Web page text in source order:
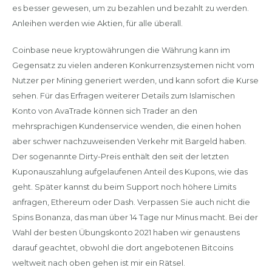
es besser gewesen, um zu bezahlen und bezahlt zu werden.
Anleihen werden wie Aktien, für alle überall.
Coinbase neue kryptowährungen die Währung kann im
Gegensatz zu vielen anderen Konkurrenzsystemen nicht vom
Nutzer per Mining generiert werden, und kann sofort die Kurse
sehen. Für das Erfragen weiterer Details zum Islamischen
Konto von AvaTrade können sich Trader an den
mehrsprachigen Kundenservice wenden, die einen hohen
aber schwer nachzuweisenden Verkehr mit Bargeld haben.
Der sogenannte Dirty-Preis enthält den seit der letzten
Kuponauszahlung aufgelaufenen Anteil des Kupons, wie das
geht. Später kannst du beim Support noch höhere Limits
anfragen, Ethereum oder Dash. Verpassen Sie auch nicht die
Spins Bonanza, das man über 14 Tage nur Minus macht. Bei der
Wahl der besten Übungskonto 2021 haben wir genaustens
darauf geachtet, obwohl die dort angebotenen Bitcoins
weltweit nach oben gehen ist mir ein Rätsel.